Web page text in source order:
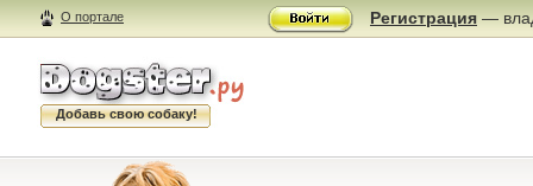
О портале Регистрация —
Добавь свою собаку!